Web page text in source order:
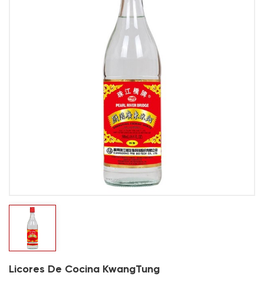
Licores De Cocina KwangTung